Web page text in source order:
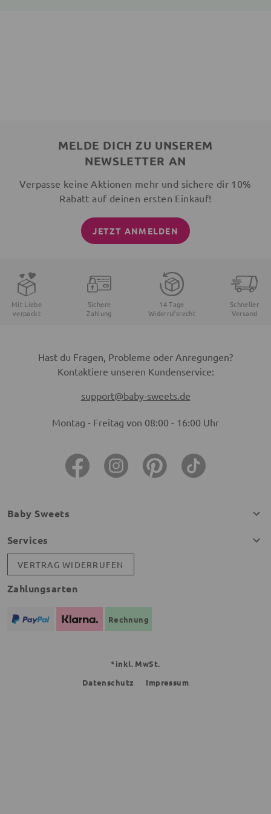
MELDE DICH ZU UNSEREM
NEWSLETTER AN
Verpasse keine Aktionen mehr und sichere dir 10%
Rabatt auf deinen ersten Einkauf!
JETZT ANMELDEN
Mit Liebe
verpackt
Sichere
Zahlung
14 Tage
Widerrufsrecht
Schneller
Versand
Hast du Fragen, Probleme oder Anregungen?
Kontaktiere unseren Kundenservice:
support@baby-sweets.de
Montag - Freitag von 08:00 - 16:00 Uhr
Baby Sweets
Services
VERTRAG WIDERRUFEN
Zahlungsarten
Rechnung
*inkl. MwSt.
Datenschutz
Impressum